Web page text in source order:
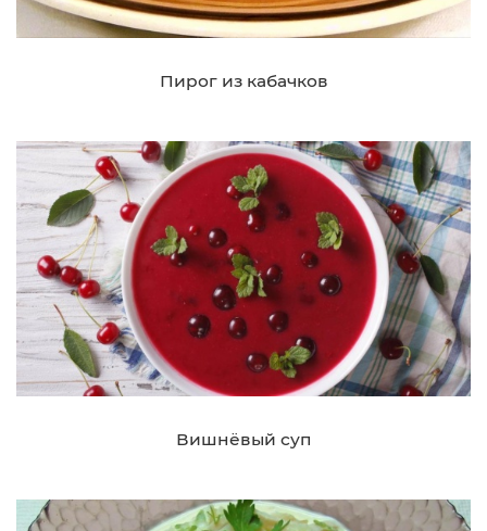
Пирог из кабачков
Вишнёвый суп